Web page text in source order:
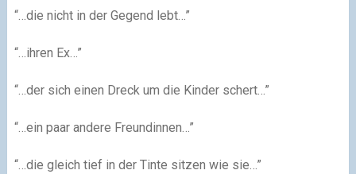
“…die nicht in der Gegend lebt…”
“…ihren Ex…”
“…der sich einen Dreck um die Kinder schert…”
“…ein paar andere Freundinnen…”
“…die gleich tief in der Tinte sitzen wie sie…”